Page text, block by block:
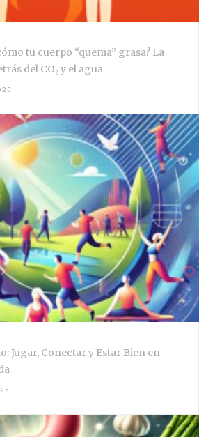
tu cuerpo “quema” grasa? La
del CO₂ y el agua
Jugar, Conectar y Estar Bien en